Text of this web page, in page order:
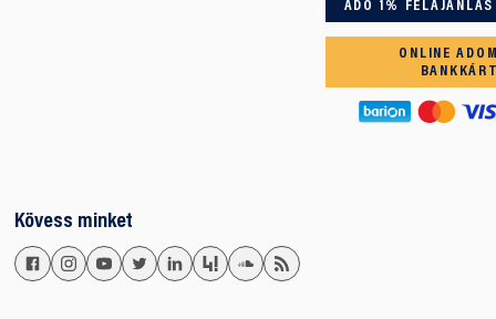
ADÓ 1% FELAJÁNLÁS
ONLINE
Kövess minket